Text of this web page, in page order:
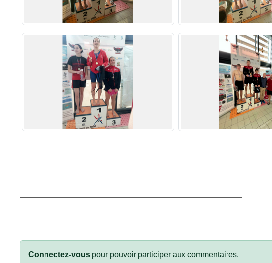
Connectez-vous pour pouvoir participer aux commentaires.